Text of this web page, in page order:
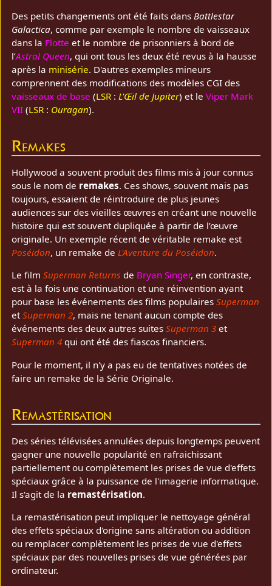
Des petits changements ont été faits dans Battlestar
Galactica, comme par exemple le nombre de vaisseaux
dans la Flotte et le nombre de prisonniers à bord de
l’Astral Queen, qui ont tous les deux été revus à la hausse
après la minisérie. D'autres exemples mineurs
comprennent des modifications des modèles CGI des
vaisseaux de base (LSR : L'Œil de Jupiter) et leViper Mark
VII (LSR : Ouragan).
Remakes
Hollywood a souvent produit des films mis à jour connus
sous le nom de remakes. Ces shows, souvent mais pas
toujours, essaient de réintroduire de plus jeunes
audiences sur des vieilles œuvres en créant une nouvelle
histoire qui est souvent dupliquée à partir de l’œuvre
originale. Un exemple récent de véritable remake est
Poséidon, un remake deL'Aventure du Poséidon.
Le filmSuperman Returns de Bryan Singer, en contraste,
est à la fois une continuation et une réinvention ayant
pour base les événements des films populairesSuperman
etSuperman 2, mais ne tenant aucun compte des
événements des deux autres suitesSuperman 3 et
Superman 4 qui ont été des fiascos financiers.
Pour le moment, il n'y a pas eu de tentatives notées de
faire un remake de la Série Originale.
Remastérisation
Des séries télévisées annulées depuis longtemps peuvent
gagner une nouvelle popularité en rafraichissant
partiellement ou complètement les prises de vue d'effets
spéciaux grâce à la puissance de l'imagerie informatique.
Il s'agit de la remastérisation.
La remastérisation peut impliquer le nettoyage général
des effets spéciaux d'origine sans altération ou addition
ou remplacer complètement les prises de vue d'effets
spéciaux par des nouvelles prises de vue générées par
ordinateur.